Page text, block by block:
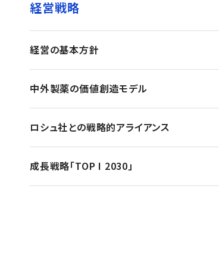
経営戦略
経営の基本方針
中外製薬の価値創造モデル
ロシュ社との戦略的アライアンス
成長戦略「TOP I 2030」